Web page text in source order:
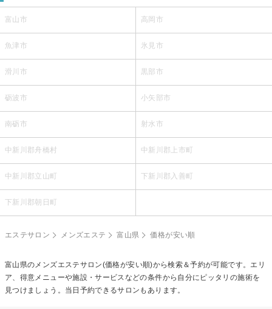
富山市 高岡市
魚津市 氷見市
滑川市 黒部市
砺波市 小矢部市
南砺市 射水市
中新川郡舟橋村 中新川郡上市町
中新川郡立山町 下新川郡入善町
下新川郡朝日町
エステサロン メンズエステ 富山県 価格が安い順
富山県の メンズエステサロン(価格が安い順)から検索＆予約が可能です。エリ
ア、得意メニューや施設・サービスなどの条件から自分にピッタリの施術を
見つけましょう。当日予約できるサロンもあります。